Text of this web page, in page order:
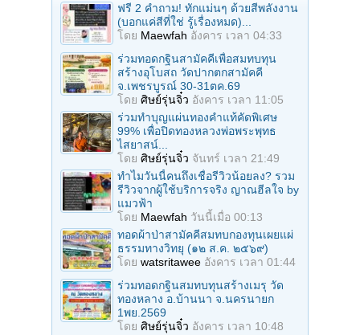
ฟรี 2 คำถาม! ทักแม่นๆ ด้วยสีพลังงาน
(บอกแค่สีที่ใช่ รู้เรื่องหมด)...
โดย Maewfah อังคาร เวลา 04:33
ร่วมทอดกฐินสามัคคีเพื่อสมทบทุน
สร้างอุโบสถ วัดปากตกสามัคคี
จ.เพชรบูรณ์ 30-31ตค.69
โดย ศิษย์รุ่นจิ๋ว อังคาร เวลา 11:05
ร่วมทําบุญแผ่นทองคำแท้คัดพิเศษ
99% เพื่อปิดทองหลวงพ่อพระพุทธ
ไสยาสน์...
โดย ศิษย์รุ่นจิ๋ว จันทร์ เวลา 21:49
ทำไมวันนี้คนถึงเชื่อรีวิวน้อยลง? รวม
รีวิวจากผู้ใช้บริการจริง ญาณฮีลใจ by
แมวฟ้า
โดย Maewfah วันนี้เมื่อ 00:13
ทอดผ้าป่าสามัคคีสมทบกองทุนเผยแผ่
ธรรมทางวิทยุ (๑๒ ส.ค. ๒๕๖๙)
โดย watsritawee อังคาร เวลา 01:44
ร่วมทอดกฐินสมทบทุนสร้างเมรุ วัด
ทองหลาง อ.บ้านนา จ.นครนายก
1พย.2569
โดย ศิษย์รุ่นจิ๋ว อังคาร เวลา 10:48